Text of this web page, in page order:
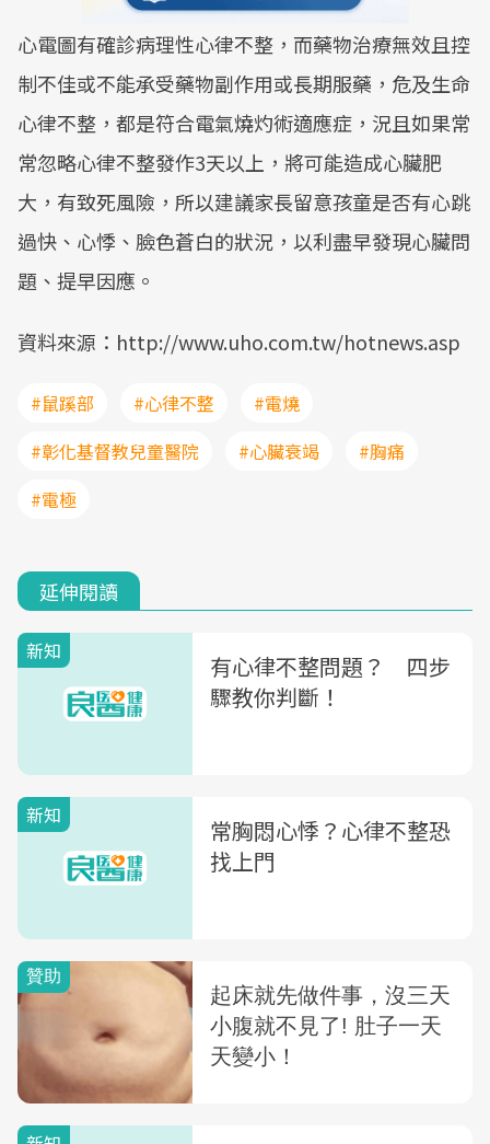
心電圖有確診病理性心律不整，而藥物治療無效且控
制不佳或不能承受藥物副作用或長期服藥，危及生命
心律不整，都是符合電氣燒灼術適應症，況且如果常
常忽略心律不整發作3天以上，將可能造成心臟肥
大，有致死風險，所以建議家長留意孩童是否有心跳
過快、心悸、臉色蒼白的狀況，以利盡早發現心臟問
題、提早因應。
資料來源：http://www.uho.com.tw/hotnews.asp
#鼠蹊部 #心律不整
#電燒
#彰化基督教兒童醫院
#心臟衰竭
#胸痛
#電極
延伸閱讀
新知
有心律不整問題？ 四步
驟教你判斷！
新知
常胸悶心悸？心律不整恐
找上門